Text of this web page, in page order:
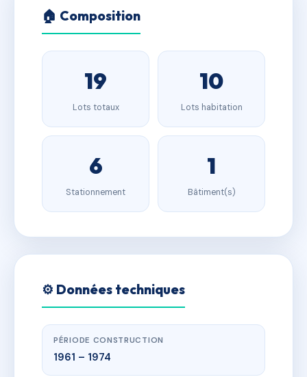
🏠 Composition
19
Lots totaux
10
Lots habitation
6
Stationnement
1
Bâtiment(s)
⚙️ Données techniques
PÉRIODE CONSTRUCTION
1961 – 1974